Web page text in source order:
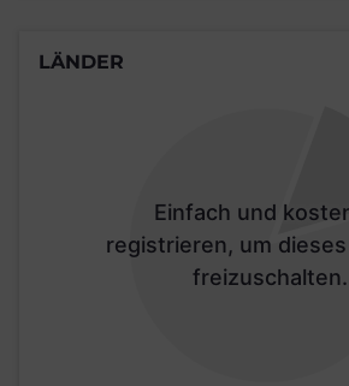
LÄNDER
Einfach und
registrieren, um
freizuschalten.